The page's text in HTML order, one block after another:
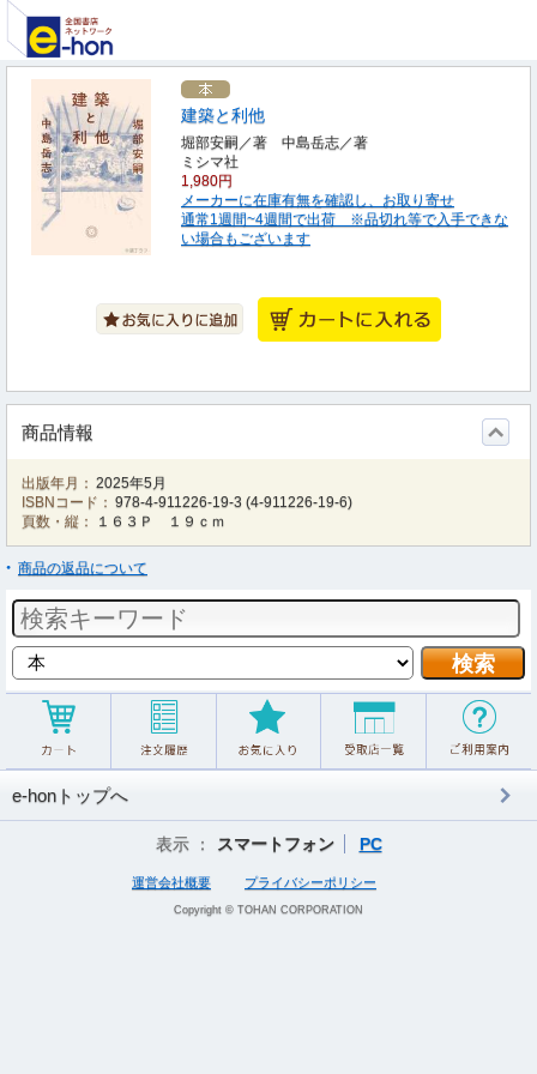
建築と利他
堀部安嗣／著 中島岳志／著
ミシマ社
1,980円
メーカーに在庫有無を確認し、お取り寄せ
通常1週間~4週間で出荷 ※品切れ等で入手できな
い場合もございます
商品情報
出版年月： 2025年5月
ISBNコード： 978-4-911226-19-3 (4-911226-19-6)
頁数・縦：
１６３Ｐ １９ｃｍ
商品の返品について
e-honトップへ
表示 ： スマートフォン PC
運営会社概要 プライバシーポリシー
Copyright © TOHAN CORPORATION